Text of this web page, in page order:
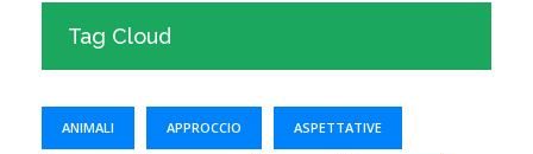
Tag Cloud
ANIMALI APPROCCIO ASPETTATIVE